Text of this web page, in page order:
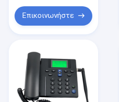
Επικοινωνήστε